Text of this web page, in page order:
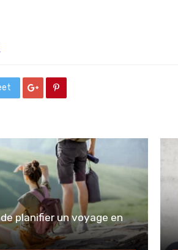
planifier un voyage en